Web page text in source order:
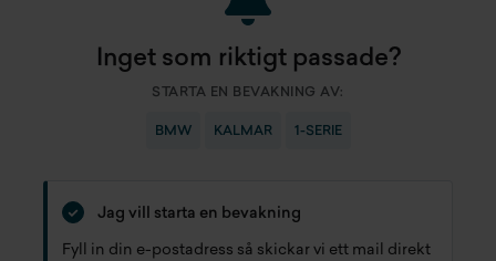
Inget som riktigt passade?
STARTA EN BEVAKNING AV:
BMW KALMAR 1-SERIE
Jag vill starta en bevakning
Fyll in din e-postadress så skickar vi ett mail direkt